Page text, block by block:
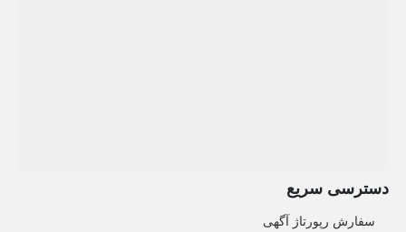
دسترسی سریع
سفارش رپورتاژ آگهی